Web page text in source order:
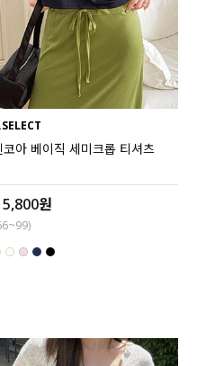
코아 베이직 세미크롭 티셔츠
원